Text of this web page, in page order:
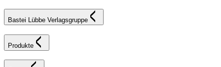
Bastei Lübbe Verlagsgruppe
Produkte